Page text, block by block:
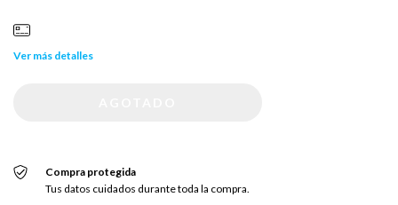
Ver más detalles
Compra protegida
Tus datos cuidados durante toda la compra.